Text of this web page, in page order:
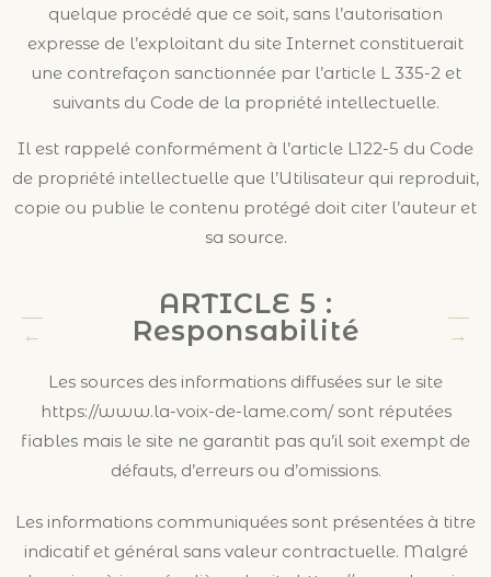
quelque procédé que ce soit, sans l’autorisation
expresse de l’exploitant du site Internet constituerait
une contrefaçon sanctionnée par l’article L 335-2 et
suivants du Code de la propriété intellectuelle.
Il est rappelé conformément à l’article L122-5 du Code
de propriété intellectuelle que l’Utilisateur qui reproduit,
copie ou publie le contenu protégé doit citer l’auteur et
sa source.
ARTICLE 5 :
Responsabilité
Les sources des informations diffusées sur le site
https://www.la-voix-de-lame.com/ sont réputées
fiables mais le site ne garantit pas qu’il soit exempt de
défauts, d’erreurs ou d’omissions.
Les informations communiquées sont présentées à titre
indicatif et général sans valeur contractuelle. Malgré